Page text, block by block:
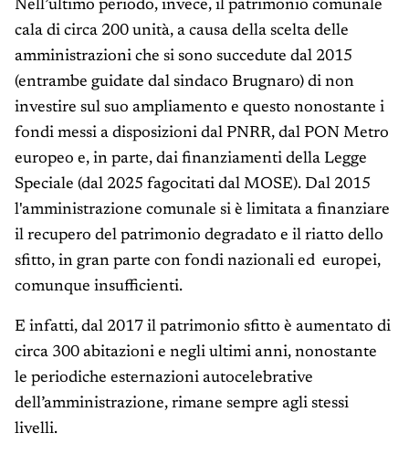
Nell’ultimo periodo, invece, il patrimonio comunale
cala di circa 200 unità, a causa della scelta delle
amministrazioni che si sono succedute dal 2015
(entrambe guidate dal sindaco Brugnaro) di non
investire sul suo ampliamento e questo nonostante i
fondi messi a disposizioni dal PNRR, dal PON Metro
europeo e, in parte, dai finanziamenti della Legge
Speciale (dal 2025 fagocitati dal MOSE). Dal 2015
l'amministrazione comunale si è limitata a finanziare
il recupero del patrimonio degradato e il riatto dello
sfitto, in gran parte con fondi nazionali ed europei,
comunque insufficienti.
E infatti, dal 2017 il patrimonio sfitto è aumentato di
circa 300 abitazioni e negli ultimi anni, nonostante
le periodiche esternazioni autocelebrative
dell’amministrazione, rimane sempre agli stessi
livelli.